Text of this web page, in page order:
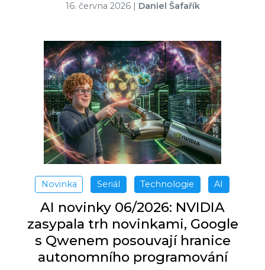
16. června 2026| Daniel Šafařík
Novinka Seriál Technologie AI
AI novinky 06/2026: NVIDIA
zasypala trh novinkami, Google
s Qwenem posouvají hranice
autonomního programování